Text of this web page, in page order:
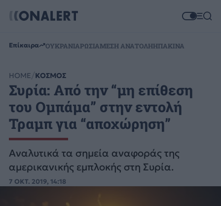
Επίκαιρα ΟΥΚΡΑΝΙΑΡΩΣΙΑΜΕΣΗ ΑΝΑΤΟΛΗΗΠΑΚΙΝΑ
HOME ΚΟΣΜΟΣ
Συρία: Από την “μη επίθεση
του Ομπάμα” στην εντολή
Τραμπ για “αποχώρηση”
Αναλυτικά τα σημεία αναφοράς της
αμερικανικής εμπλοκής στη Συρία.
7 ΟΚΤ. 2019, 14:18